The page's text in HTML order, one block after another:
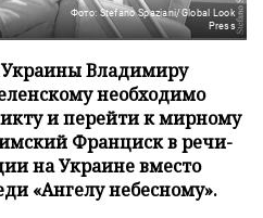
Фото: Stefano Spaziani/Global Look
Press
Владимиру
необходимо
и перейти к мирному
Франциск в речи-
на Украине вместо
«Ангелу небесному».